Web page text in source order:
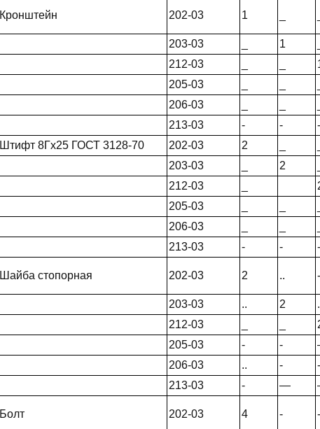
Кронштейн 202-03 1
203-03 1
212-03
205-03
206-03
213-03
- - -
Штифт 8Гх25 ГОСТ 3128-70 202-03 2
203-03
2
212-03
205-03
206-03
213-03
- - -
Шайба стопорная 202-03 2 .. -
203-03 .. 2
212-03
205-03
- -
206-03
.. - -
213-03
- —
Болт 202-03 4 - -